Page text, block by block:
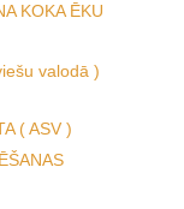
KOKA ĒKU
valodā )
( ASV )